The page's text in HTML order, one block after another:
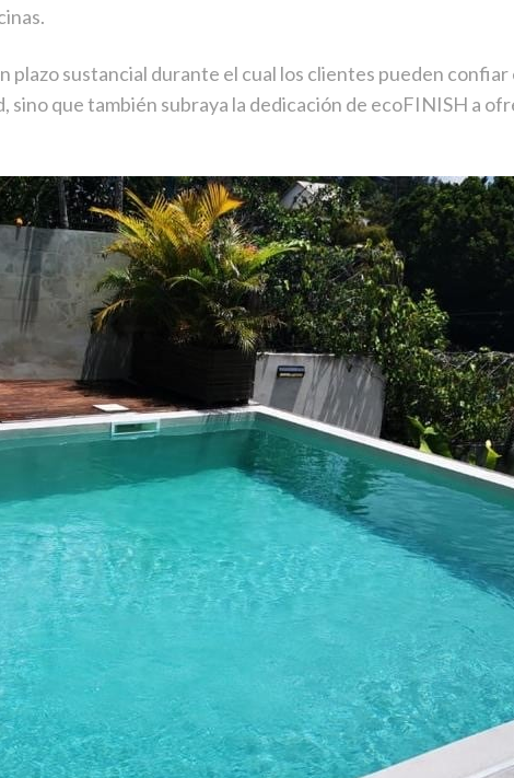
plazo sustancial durante el cual los clientes pueden
sino que también subraya la dedicación de ecoFINISH a